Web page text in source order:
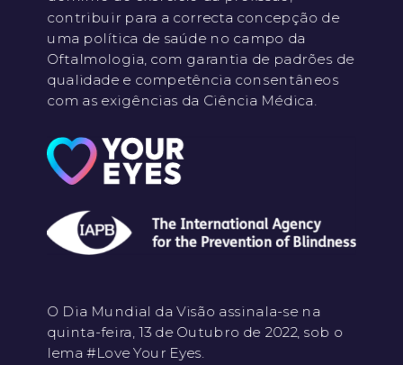
contribuir para a correcta concepção de
uma política de saúde no campo da
Oftalmologia, com garantia de padrões de
qualidade e competência consentâneos
com as exigências da Ciência Médica.
O Dia Mundial da Visão assinala-se na
quinta-feira, 13 de Outubro de 2022, sob o
lema #Love Your Eyes.